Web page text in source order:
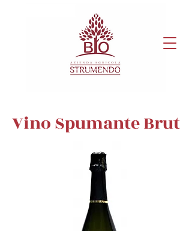
Vino Spumante Brut